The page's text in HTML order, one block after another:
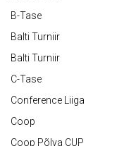
B-Tase
Balti Turniir
Balti Turniir
C-Tase
Conference Liiga
Coop
Coop Põlva CUP